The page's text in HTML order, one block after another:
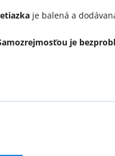
je balená a
je